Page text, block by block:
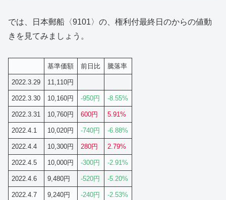
では、日本郵船〈9101〉の、権利付最終日のからの値動
きを見てみましょう。
基準価額 前日比 騰落率
2022.3.29 11,110円
2022.3.30 10,160円 -950円 -8.55%
2022.3.31 10,760円 600円 5.91%
2022.4.1 10,020円 -740円 -6.88%
2022.4.4 10,300円 280円 2.79%
2022.4.5 10,000円 -300円 -2.91%
2022.4.6 9,480円 -520円 -5.20%
2022.4.7 9,240円 -240円 -2.53%